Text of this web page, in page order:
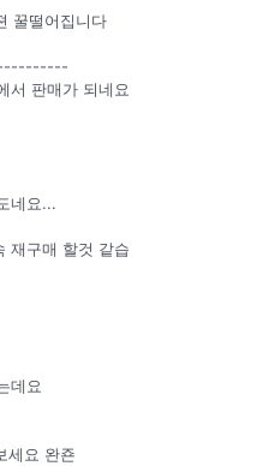
꿀떨어집니다
서 판매가 되네요
네요...
재구매 할것 같습
데요
세요 완죤